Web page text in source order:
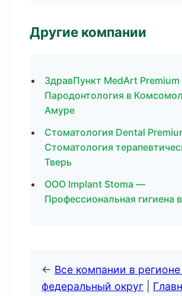
Другие компании
ЗдравПункт MedArt
Пародонтология в
Амуре
Стоматология Dental
Стоматология
Тверь
ООО Implant Stoma —
Профессиональная гигиена
← Все компании в
федеральный округ